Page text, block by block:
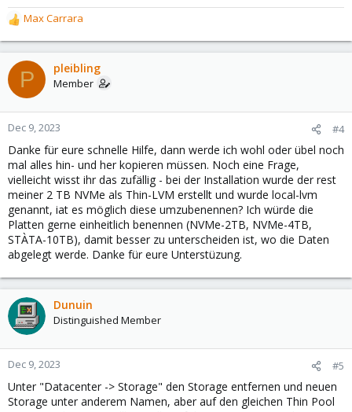
R
e
a
c
t
o
n
:
Max Carrara
P pleibling
Member
Dec 9, 2023 #4
Danke für eure schnelle Hilfe, dann werde ich wohl oder übel noch
mal alles hin- und her kopieren müssen. Noch eine Frage,
vielleicht wisst ihr das zufällig - bei der Installation wurde der rest
meiner 2 TB NVMe als Thin-LVM erstellt und wurde local-lvm
genannt, iat es möglich diese umzubenennen? Ich würde die
Platten gerne einheitlich benennen (NVMe-2TB, NVMe-4TB,
STÀTA-10TB), damit besser zu unterscheiden ist, wo die Daten
abgelegt werde. Danke für eure Unterstüzung.
Dunuin
Distinguished Member
Dec 9, 2023 #5
Unter "Datacenter -> Storage" den Storage entfernen und neuen
Storage unter anderem Namen, aber auf den gleichen Thin Pool